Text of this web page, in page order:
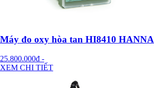
Máy đo oxy hòa tan HI8410 HANNA
25.800.000đ -
XEM CHI TIẾT